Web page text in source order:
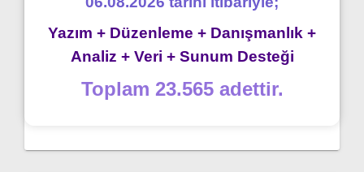
Yazım + Düzenleme + Danışmanlık +
Analiz + Veri + Sunum Desteği
Toplam 23.565 adettir.